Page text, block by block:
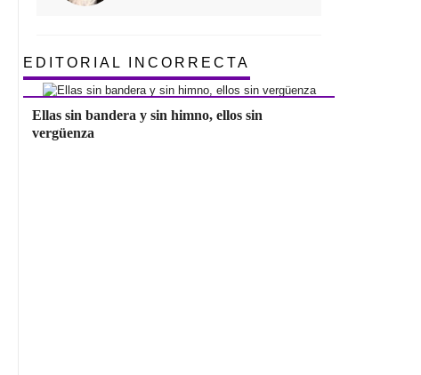
EDITORIAL INCORRECTA
Ellas sin bandera y sin himno, ellos sin
vergüenza